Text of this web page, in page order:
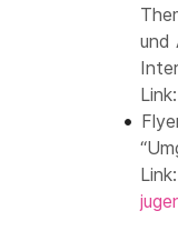
und
Link:
Link: